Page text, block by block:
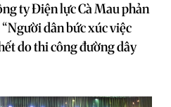
ty Điện lực Cà Mau phản
dân bức xúc việc
do thi công đường dây